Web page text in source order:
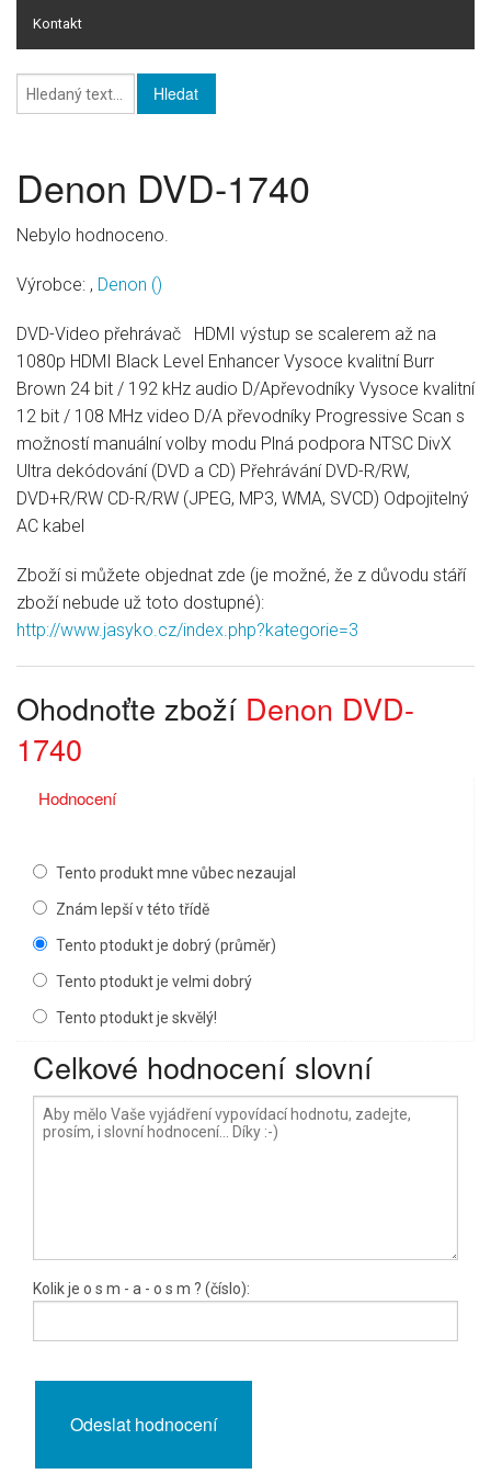
Kontakt
Online rating
Denon DVD-1740
Nebylo hodnoceno.
Výrobce: , Denon ()
DVD-Video přehrávač HDMI výstup se scalerem až na
1080p HDMI Black Level Enhancer Vysoce kvalitní Burr
Brown 24 bit / 192 kHz audio D/Apřevodníky Vysoce kvalitní
12 bit / 108 MHz video D/A převodníky Progressive Scan s
možností manuální volby modu Plná podpora NTSC DivX
Ultra dekódování (DVD a CD) Přehrávání DVD-R/RW,
DVD+R/RW CD-R/RW (JPEG, MP3, WMA, SVCD) Odpojitelný
AC kabel
Zboží si můžete objednat zde (je možné, že z důvodu stáří
zboží nebude už toto dostupné):
http://www.jasyko.cz/index.php?kategorie=3
Ohodnoťte zboží Denon DVD-
1740
Hodnocení
Tento produkt mne vůbec nezaujal
Znám lepší v této třídě
Tento ptodukt je dobrý (průměr)
Tento ptodukt je velmi dobrý
Tento ptodukt je skvělý!
Celkové hodnocení slovní
Kolik je o s m - a - o s m ? (číslo):